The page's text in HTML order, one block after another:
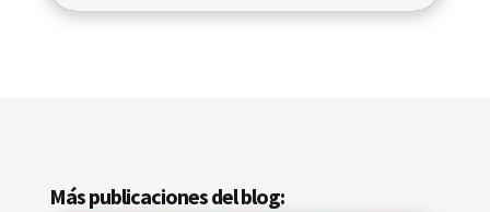
Más publicaciones del blog: